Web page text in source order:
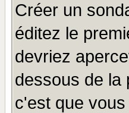
Créer un
éditez le
devriez
dessous de la
c'est que